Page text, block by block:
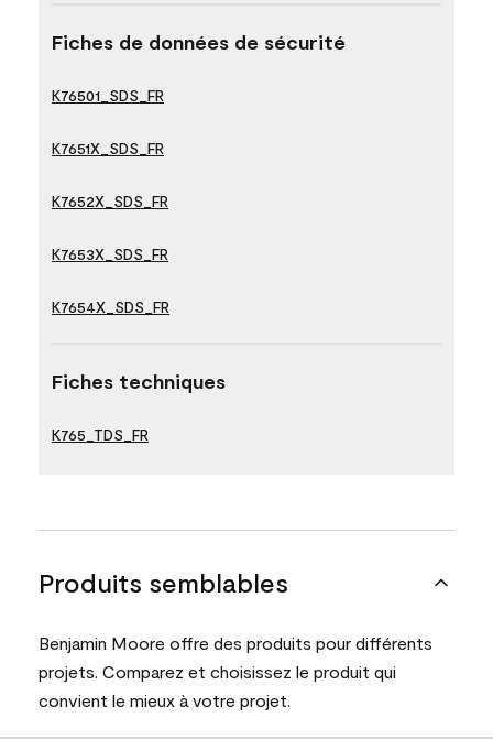
Fiches de données de sécurité
K76501_SDS_FR
K7651X_SDS_FR
K7652X_SDS_FR
K7653X_SDS_FR
K7654X_SDS_FR
Fiches techniques
K765_TDS_FR
Produits semblables
Benjamin Moore offre des produits pour différents
projets. Comparez et choisissez le produit qui
convient le mieux à votre projet.